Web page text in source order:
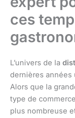
ces
L’univers de la
dernières
Alors que la
type de
plus nombreuse